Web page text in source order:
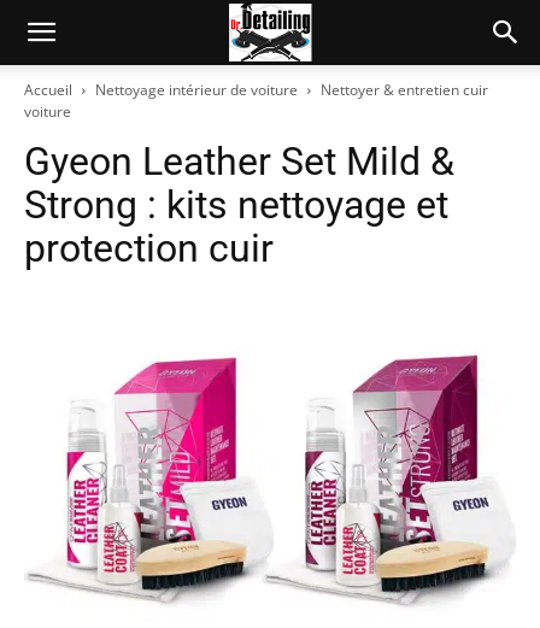
Accueil Nettoyage intérieur de voiture
Nettoyer & entretien cuir
voiture
Gyeon Leather Set Mild &
Strong : kits nettoyage et
protection cuir